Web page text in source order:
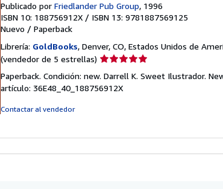
Publicado por Friedlander Pub Group, 1996
ISBN 10: 188756912X / ISBN 13: 9781887569125
Nuevo / Paperback
Librería: GoldBooks, Denver, CO, Estados Unidos de
(vendedor de 5 estrellas) Calificación
vendedor:
5
Paperback. Condición: new. Darrell K. Sweet Ilustrador.
artículo: 36E48_40_188756912X
Contactar al vendedor